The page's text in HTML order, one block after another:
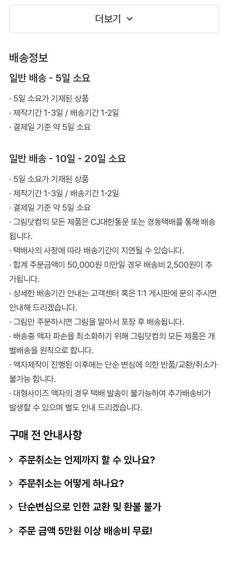
더보기
배송정보
일반 배송 - 5일 소요
· 5일 소요가 기재된 상품
· 제작기간 1-3일 / 배송기간 1-2일
· 결제일 기준 약 5일 소요
일반 배송 - 10일 - 20일 소요
· 5일 소요가 기재된 상품
· 제작기간 1-3일 / 배송기간 1-2일
· 결제일 기준 약 5일 소요
· 그림닷컴의 모든 제품은 CJ대한통운 또는 경동택배를 통해 배송
됩니다.
· 택배사의 사정에 따라 배송기간이 지연될 수 있습니다.
· 합계 주문금액이 50,000원 미만일 경우 배송비 2,500원이 추
가됩니다.
· 상세한 배송기간 안내는 고객센터 혹은 1:1 게시판에 문의 주시면
안내해 드리겠습니다.
· 그림만 주문하시면 그림을 말아서 포장 후 배송됩니다.
· 배송중 액자 파손을 최소화하기 위해 그림닷컴의 모든 제품은 개
별배송을 원칙으로 합니다.
· 액자제작이 진행된 이후에는 단순 변심에 의한 반품/교환/취소가
불가능 합니다.
· 대형사이즈 액자의 경우 택배 발송이 불가능하여 추가배송비가
발생할 수 있으며 별도 안내 드리겠습니다.
구매 전 안내사항
주문취소는 언제까지 할 수 있나요?
주문취소는 어떻게 하나요?
단순변심으로 인한 교환 및 환불 불가
주문 금액 5만원 이상 배송비 무료!